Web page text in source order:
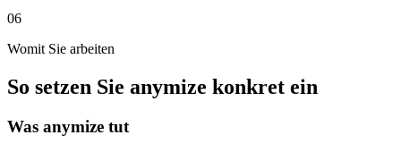
06
Womit Sie arbeiten
So setzen Sie anymize konkret ein
Was anymize tut